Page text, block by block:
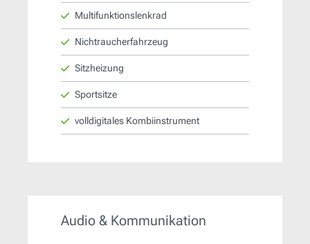
Multifunktionslenkrad
Nichtraucherfahrzeug
Sitzheizung
Sportsitze
volldigitales Kombiinstrument
Audio & Kommunikation